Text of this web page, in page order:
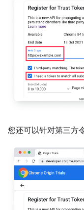
您还可以针对第三方